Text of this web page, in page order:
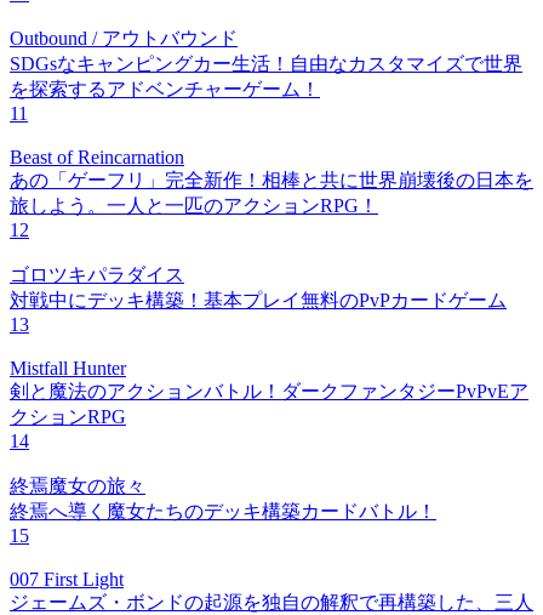
Outbound / アウトバウンド
SDGsなキャンピングカー生活！自由なカスタマイズで世界
を探索するアドベンチャーゲーム！
11
Beast of Reincarnation
あの「ゲーフリ」完全新作！相棒と共に世界崩壊後の日本を
旅しよう。一人と一匹のアクションRPG！
12
ゴロツキパラダイス
対戦中にデッキ構築！基本プレイ無料のPvPカードゲーム
13
Mistfall Hunter
剣と魔法のアクションバトル！ダークファンタジーPvPvEア
クションRPG
14
終焉魔女の旅々
終焉へ導く魔女たちのデッキ構築カードバトル！
15
007 First Light
ジェームズ・ボンドの起源を独自の解釈で再構築した、三人